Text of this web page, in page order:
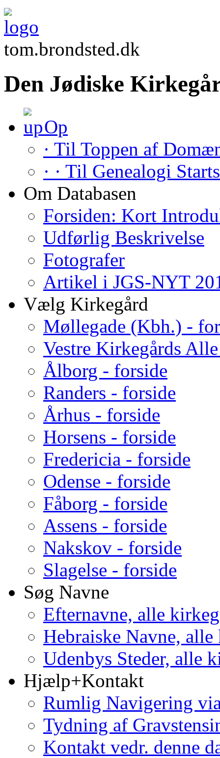
tom.brondsted.dk
Den Jødiske
Op
· Til Toppen af
· · Til Genealogi
Om Databasen
Forsiden: Kort
Udførlig Beskrivelse
Fotografer
Artikel i JGS-NYT
Vælg Kirkegård
Møllegade (Kbh.) -
Vestre Kirkegårds
Ålborg - forside
Randers - forside
Århus - forside
Horsens - forside
Fredericia - forside
Odense - forside
Fåborg - forside
Assens - forside
Nakskov - forside
Slagelse - forside
Søg Navne
Efternavne, alle
Hebraiske Navne,
Udenbys Steder, alle
Hjælp+Kontakt
Rumlig Navigering
Tydning af
Kontakt vedr. denne